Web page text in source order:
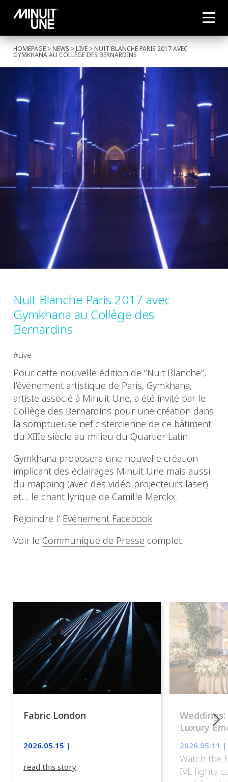
HOMEPAGE >NEWS >LIVE > NUIT BLANCHE PARIS 2017 AVEC
GYMKHANA AU COLLÈGE DES BERNARDINS
Nuit Blanche Paris 2017 avec
Gymkhana au Collège des
Bernardins
Live
Pour cette nouvelle édition de “Nuit Blanche”,
l’événement artistique de Paris, Gymkhana,
artiste associé à Minuit Une, a été invité par le
Collège des Bernardins pour une création dans
la somptueuse nef cistercienne de ce bâtiment
du XIIIe siècle au milieu du Quartier Latin.
Gymkhana proposera une nouvelle création
implicant des éclairages Minuit Une mais aussi
du mapping (avec des vidéo-projecteurs laser)
et… le chant lyrique de Camille Merckx.
Rejoindre l’ Evénement Facebook
Voir le Communiqué de Presse complet.
Fabric London
2026.05.15 |
read this story
Luxury
2026.05.11 |
Watch the
IVL lights